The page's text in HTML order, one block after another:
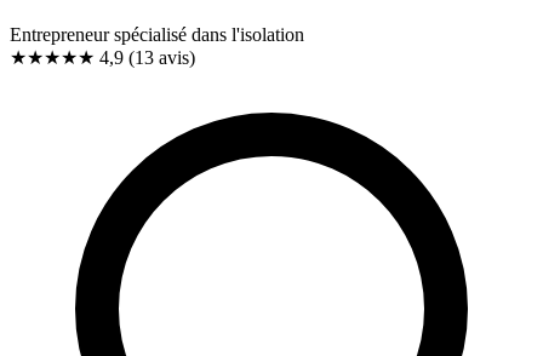
Entrepreneur spécialisé dans l'isolation
★★★★★ 4,9 (13 avis)